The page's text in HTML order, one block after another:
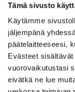
Tämä sivusto
Käytämme
jäljempänä
päätelaitteeseesi,
Evästeet
vuorovaikutustasi
eivätkä ne lue